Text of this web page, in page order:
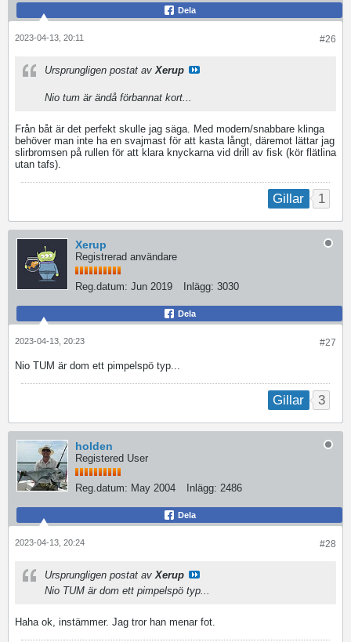
Dela
#26
2023-04-13, 20:11
Ursprungligen postat av Xerup
Nio tum är ändå förbannat kort...
Från båt är det perfekt skulle jag säga. Med modern/snabbare klinga
behöver man inte ha en svajmast för att kasta långt, däremot lättar jag
slirbromsen på rullen för att klara knyckarna vid drill av fisk (kör flätlina
utan tafs).
Gillar 1
Xerup
Registrerad användare
Reg.datum: Jun 2019 Inlägg: 3030
Dela
#27
2023-04-13, 20:23
Nio TUM är dom ett pimpelspö typ...
Gillar 3
holden
Registered User
Reg.datum: May 2004 Inlägg: 2486
Dela
#28
2023-04-13, 20:24
Ursprungligen postat avXerup
Nio TUM är dom ett pimpelspö typ...
Haha ok, instämmer. Jag tror han menar fot.